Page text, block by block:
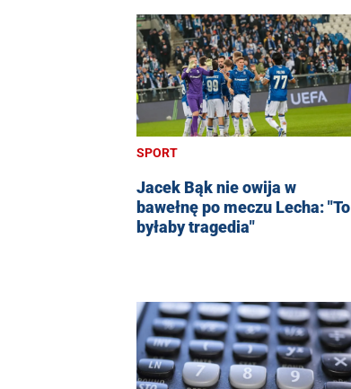
SPORT
Jacek Bąk nie owija w
bawełnę po meczu Lecha: "To
byłaby tragedia"